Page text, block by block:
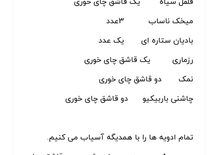
فلفل سیاه یک قاشق چای خوری
میخک ناساب 3عدد
بادیان ستاره ای یک عدد
رزماری یک قاشق چای خوری
نمک دو قاشق چای خوری
چاشنی باربیکیو دو قاشق چای خوری
تمام ادویه ها را با همدیگه آسیاب می کنیم.